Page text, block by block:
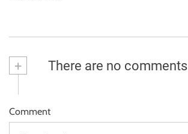
+ There are no comments
Comment